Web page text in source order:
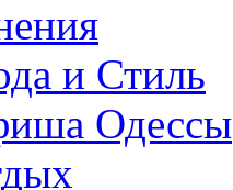
и Стиль
Одессы